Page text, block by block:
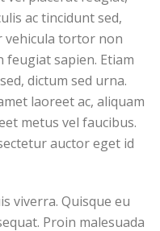
ac tincidunt sed,
vehicula tortor non
feugiat sapien. Etiam
dictum sed urna.
laoreet ac, aliquam
metus vel faucibus.
auctor eget id
viverra. Quisque eu
Proin malesuada